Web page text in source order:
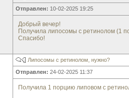
Отправлен: 10-02-2025 19:25
Добрый вечер!
Получила липосомы с ретинолом (1
Спасибо!
Липосомы с ретинолом, нужно?
Отправлен: 24-02-2025 11:37
Получила 1 порцию липовом с